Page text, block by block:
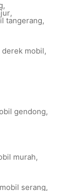
,
,
tangerang,
derek mobil,
gendong,
murah,
serang,